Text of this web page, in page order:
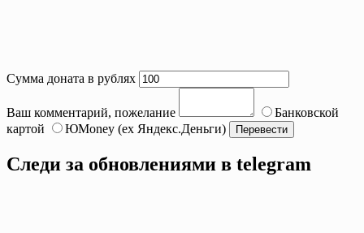
Сумма доната в рублях
Ваш комментарий, пожелание
Банковской
картой
ЮMoney (ex Яндекс.Деньги)
Следи за обновлениями в telegram